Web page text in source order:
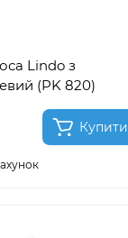
Lindo з
(PK 820)
Купити